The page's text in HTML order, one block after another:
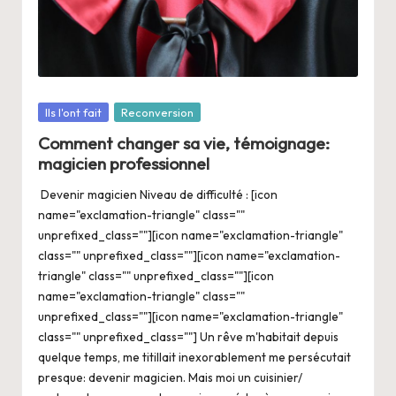
e
r
s
a
V
ie
Posté
Ils l'ont fait Reconversion
Comment changer sa vie, témoignage:
magicien professionnel
Devenir magicien Niveau de difficulté : [icon
name="exclamation-triangle" class=""
unprefixed_class=""][icon name="exclamation-triangle"
class="" unprefixed_class=""][icon name="exclamation-
triangle" class="" unprefixed_class=""][icon
name="exclamation-triangle" class=""
unprefixed_class=""][icon name="exclamation-triangle"
class="" unprefixed_class=""] Un rêve m'habitait depuis
quelque temps, me titillait inexorablement me persécutait
presque: devenir magicien. Mais moi un cuisinier/